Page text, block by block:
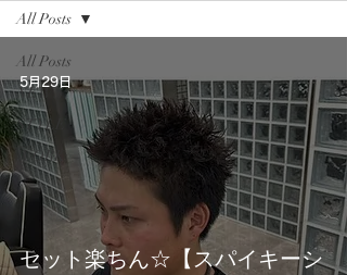
All Posts
NEWS
STYLE
WORK
All Posts
セット楽ちん☆【スパイキーシ
5月29日